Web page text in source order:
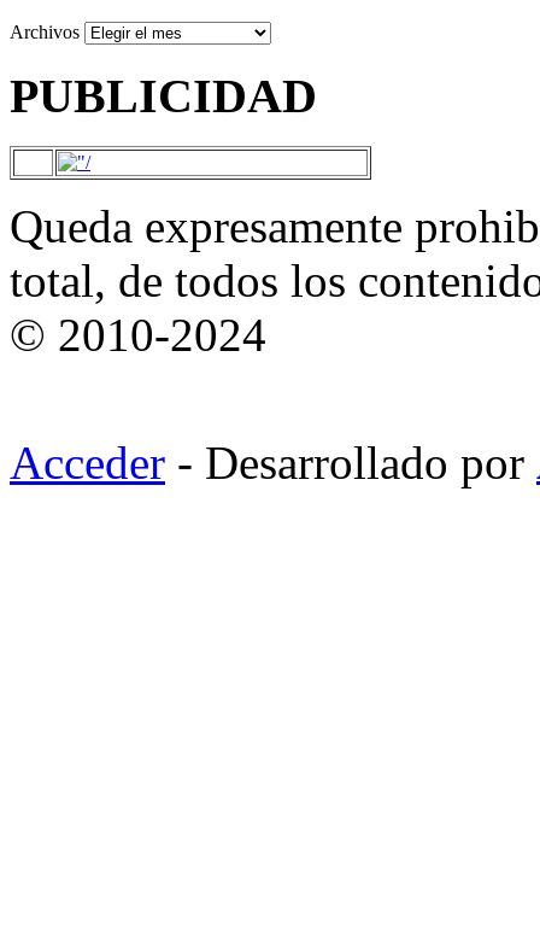
Archivos
PUBLICIDAD
Queda expresamente
total, de todos los
© 2010-2024
Acceder - Desarrollado por